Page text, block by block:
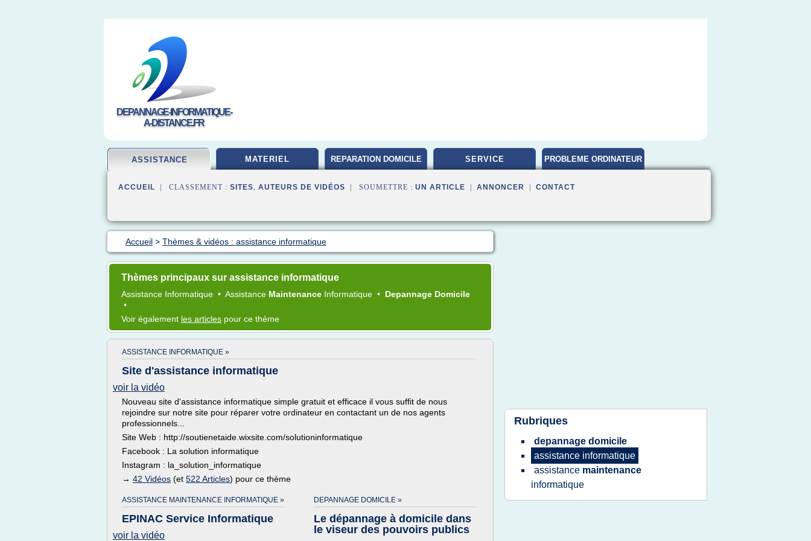
DEPANNAGE-INFORMATIQUE-
A-DISTANCE.FR
ASSISTANCE MATERIEL REPARATION DOMICILE SERVICE PROBLEME ORDINATEUR
ACCUEIL | CLASSEMENT : SITES, AUTEURS DE VIDÉOS | SOUMETTRE : UN ARTICLE ANNONCER CONTACT
Accueil > Thèmes & vidéos : assistance informatique
Thèmes principaux sur assistance informatique
Assistance Informatique • Assistance Maintenance Informatique • Depannage Domicile
•
Voir également les articles pour ce thème
ASSISTANCE INFORMATIQUE »
Site d'assistance informatique
voir la vidéo
Nouveau site d'assistance informatique simple gratuit et efficace il vous suffit de nous
rejoindre sur notre site pour réparer votre ordinateur en contactant un de nos agents
professionnels...
Site Web : http://soutienetaide.wixsite.com/solutioninformatique
Facebook : La solution informatique
Instagram : la_solution_informatique
→ 42 Vidéos (et 522 Articles) pour ce thème
ASSISTANCE MAINTENANCE INFORMATIQUE »
EPINAC Service Informatique
voir la vidéo
DEPANNAGE DOMICILE »
Le dépannage à domicile dans
le viseur des pouvoirs publics
Rubriques
depannage domicile
assistance informatique
assistance maintenance
informatique